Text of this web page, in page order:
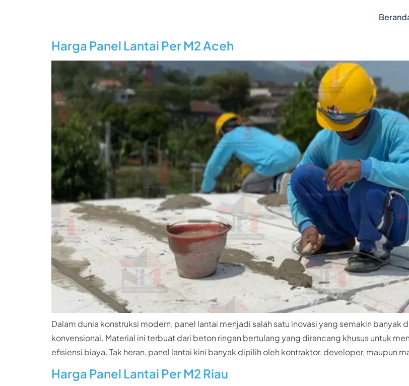
Harga Panel Lantai Per M2 Aceh
Dalam dunia konstruksi modern, panel lantai menjadi salah satu inovasi yang semakin
konvensional. Material ini terbuat dari beton ringan bertulang yang dirancang khusus untuk
efisiensi biaya. Tak heran, panel lantai kini banyak dipilih oleh kontraktor, developer, maupun
Harga Panel Lantai Per M2 Riau